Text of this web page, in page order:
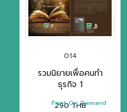
014
รวมนิยายเพื่อคนทำ
ธุรกิจ 1
290 THB
Print On Demand